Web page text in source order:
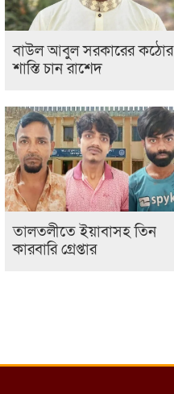
বাউল আবুল সরকারের কঠোর
শাস্তি চান রাশেদ
তালতলীতে ইয়াবাসহ তিন
কারবারি গ্রেপ্তার